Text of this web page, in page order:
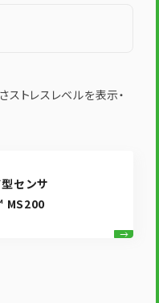
ストレスレベルを表示・
センサ
MS200